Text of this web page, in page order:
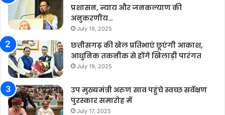
प्रशासन, न्याय और जनकल्याण की
अनुकरणीय…
July 19, 2025
छत्तीसगढ़ की खेल प्रतिभाएं छूएंगी आकाश,
आधुनिक तकनीक से होंगे खिलाड़ी पारंगत
July 19, 2025
उप मुख्यमंत्री अरुण साव पहुंचे स्वच्छ सर्वेक्षण
पुरस्कार समारोह में
July 17, 2025